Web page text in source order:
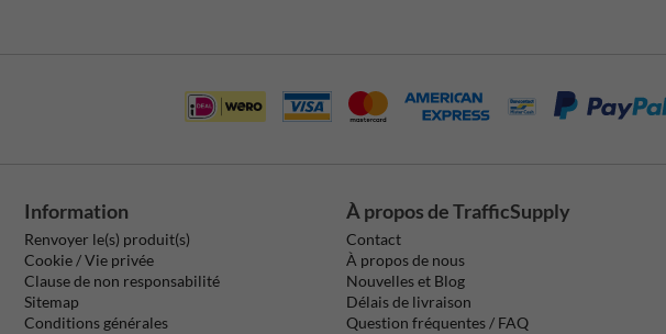
Information
Renvoyer le(s) produit(s)
Cookie / Vie privée
Clause de non responsabilité
Sitemap
Conditions générales
À propos de TrafficSupply
Contact
À propos de nous
Nouvelles et Blog
Délais de livraison
Question fréquentes / FAQ